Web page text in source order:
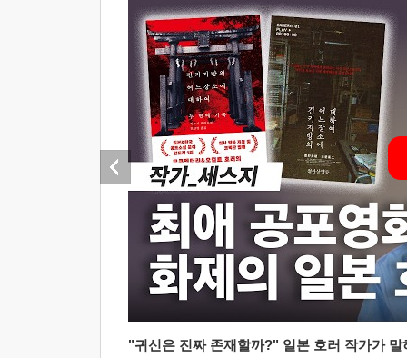
"귀신은 진짜 존재할까?" 일본 호러 작가가